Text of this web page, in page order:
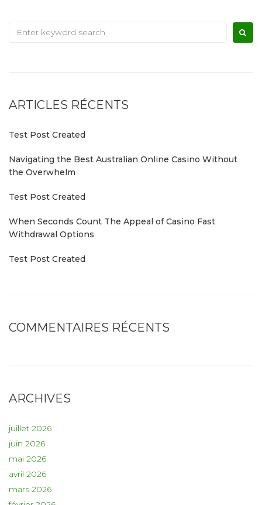
ARTICLES RÉCENTS
Test Post Created
Navigating the Best Australian Online Casino Without
the Overwhelm
Test Post Created
When Seconds Count The Appeal of Casino Fast
Withdrawal Options
Test Post Created
COMMENTAIRES RÉCENTS
ARCHIVES
juillet 2026
juin 2026
mai 2026
avril 2026
mars 2026